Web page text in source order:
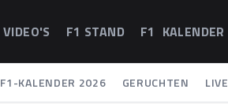
VIDEO'S F1 STAND F1 KALENDER
F1-KALENDER 2026 GERUCHTEN LIVE